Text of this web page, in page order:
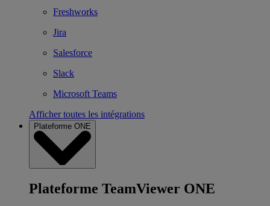
Freshworks
Jira
Salesforce
Slack
Microsoft Teams
Afficher toutes les intégrations
Plateforme ONE
Plateforme TeamViewer ONE